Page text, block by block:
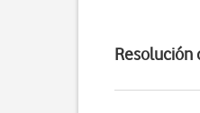
Resolución